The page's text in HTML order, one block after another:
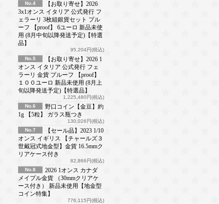
No.4
【お取り寄せ】2026
3x1オンス イタリア 公式発行 フ
ェラーリ 3枚組銀貨セット プル
ーフ 【proof】 6ユーロ 新品未使
用 (8月中旬以降発送予定)【特選
品】
95,204円(税込)
No.5
【お取り寄せ】2026 1
オンス イタリア 公式発行 フェ
ラーリ 金貨 プルーフ 【proof】
１００ユーロ 新品未使用 (8月上
旬以降発送予定)【特選品】
1,225,480円(税込)
No.6
野口コイン【金豆】約
1g 【5粒】 ガラス瓶つき
130,026円(税込)
No.7
【セール品】2023 1/10
オンス イギリス 【チャールズ３
世戴冠式地金型】金貨 16.5mmク
リアケース付き
82,866円(税込)
No.8
2026 1オンス カナダ
メイプル金貨 （30mmクリアケ
ース付き） 新品未使用【地金型
コイン特集】
776,115円(税込)